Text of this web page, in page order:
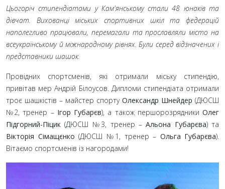
Цьогоріч стипендіатами у Кам'янському стали 48 юнаків та
дівчат. Вихованці міських спортивних шкіл та федерацій
наполегливо працювали, перемагали та прославляли місто на
всеукраїнському й міжнародному рівнях. Були серед відзначених і
представники шашок.
Провідних спортсменів, які отримали міську стипендію,
привітав мер Андрій Білоусов. Дипломи стипендіата отримали
троє шашкістів – майстер спорту Олександр Шнейдер (ДЮСШ
№2, тренер – Ігор Губарєв), а також першорозрядникиОлег
Підгорний-Піцик (ДЮСШ №3, тренер –Альона Губарєва) та
Вікторія Сімащєнко (ДЮСШ №1, тренер – Ольга Губарєва).
Вітаємо спортсменів із нагородами!